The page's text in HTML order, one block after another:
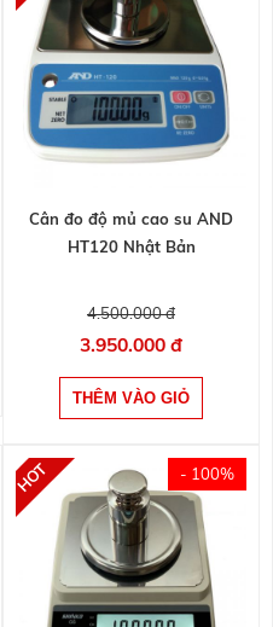
Cân đo độ mủ cao su AND
HT120 Nhật Bản
4.500.000 đ
3.950.000 đ
- 100%